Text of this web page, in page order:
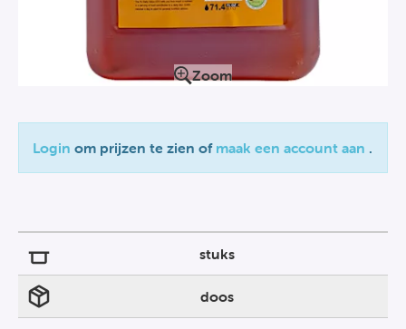
Zoom
Login om prijzen te zien of maak een account aan .
stuks
doos